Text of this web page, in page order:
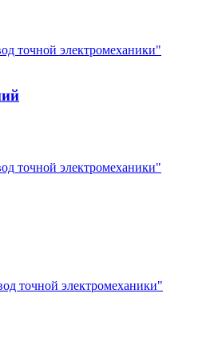
точной электромеханики"
точной электромеханики"
точной электромеханики"